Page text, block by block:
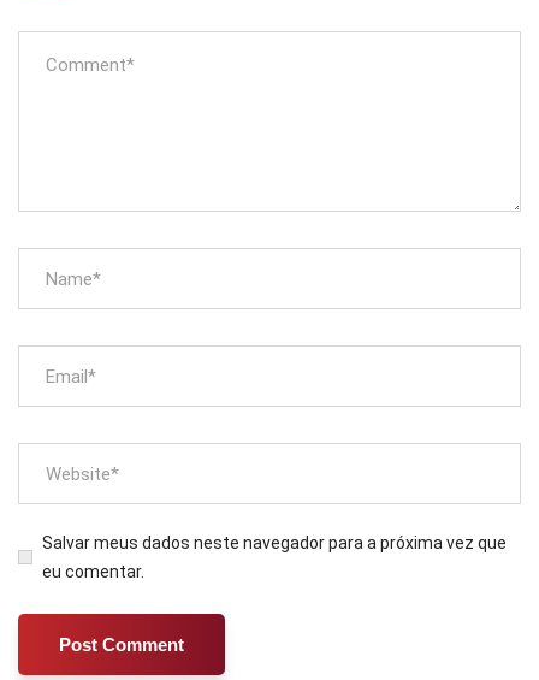
Salvar meus dados neste navegador para a próxima vez que
eu comentar.